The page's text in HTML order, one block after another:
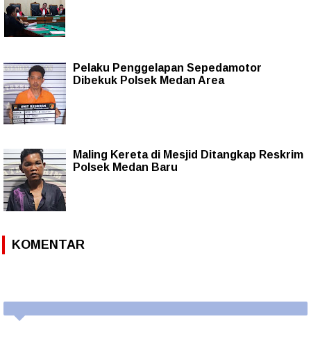
Pelaku Penggelapan Sepedamotor
Dibekuk Polsek Medan Area
Maling Kereta di Mesjid Ditangkap Reskrim
Polsek Medan Baru
KOMENTAR